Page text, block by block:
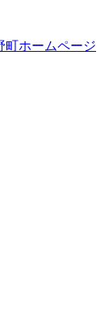
町ホームページ